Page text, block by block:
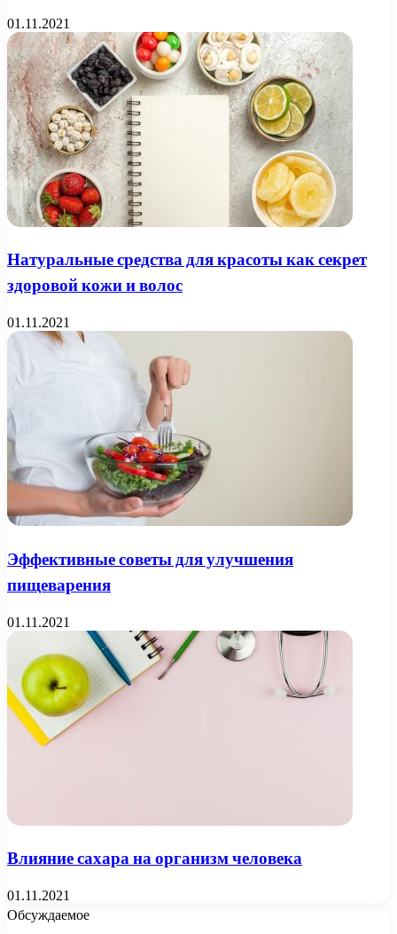
01.11.2021
Натуральные средства для красоты как секрет
здоровой кожи и волос
01.11.2021
Эффективные советы для улучшения
пищеварения
01.11.2021
Влияние сахара на организм человека
01.11.2021
Обсуждаемое